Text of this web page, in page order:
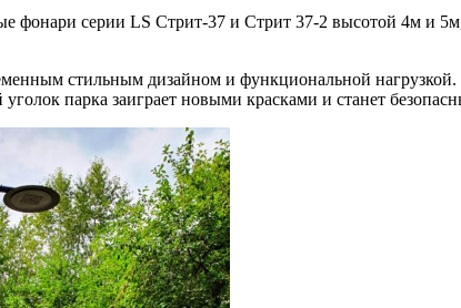
фонари серии LS Стрит-37 и Стрит 37-2 высотой 4м и
стильным дизайном и функциональной
парка заиграет новыми красками и станет